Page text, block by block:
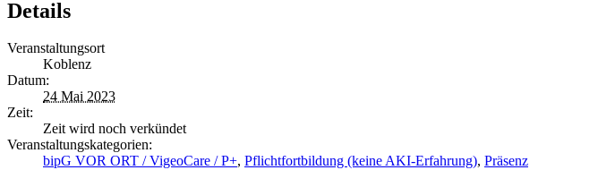
Details
Veranstaltungsort
Koblenz
Datum:
24 Mai 2023
Zeit:
Zeit wird noch verkündet
Veranstaltungskategorien:
bipG VOR ORT / VigeoCare / P+, Pflichtfortbildung (keine AKI-Erfahrung), Präsenz